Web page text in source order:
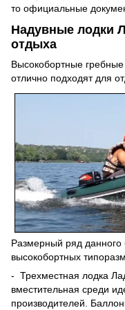
то официальные
Надувные лодки
отдыха
Высокобортные
отлично подходят для
Размерный ряд данного
высокобортных
- Трехместная лодка
вместительная среди
производителей.